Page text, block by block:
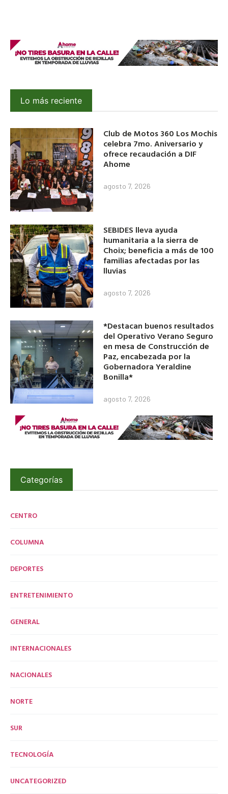
Lo más reciente
Club de Motos 360 Los Mochis
celebra 7mo. Aniversario y
ofrece recaudación a DIF
Ahome
agosto 7, 2026
SEBIDES lleva ayuda
humanitaria a la sierra de
Choix; beneficia a más de 100
familias afectadas por las
lluvias
agosto 7, 2026
*Destacan buenos resultados
del Operativo Verano Seguro
en mesa de Construcción de
Paz, encabezada por la
Gobernadora Yeraldine
Bonilla*
agosto 7, 2026
Categorías
CENTRO
COLUMNA
DEPORTES
ENTRETENIMIENTO
GENERAL
INTERNACIONALES
NACIONALES
NORTE
SUR
TECNOLOGÍA
UNCATEGORIZED